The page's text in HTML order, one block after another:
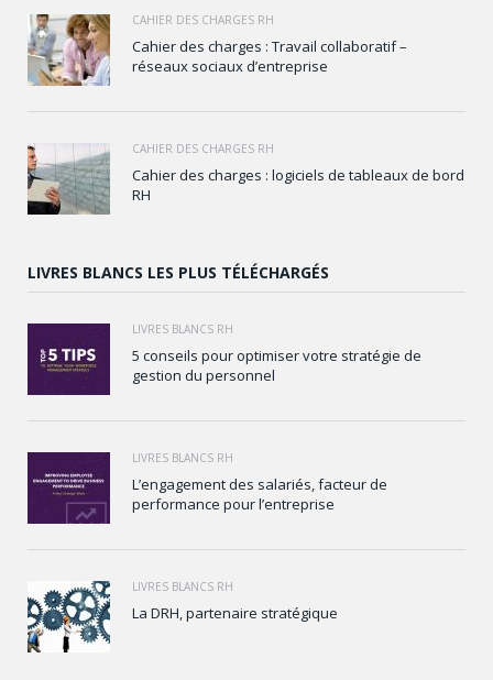
CAHIER DES CHARGES RH
Cahier des charges : Travail collaboratif –
réseaux sociaux d’entreprise
CAHIER DES CHARGES RH
Cahier des charges : logiciels de tableaux de bord
RH
LIVRES BLANCS LES PLUS TÉLÉCHARGÉS
LIVRES BLANCS RH
5 conseils pour optimiser votre stratégie de
gestion du personnel
LIVRES BLANCS RH
L’engagement des salariés, facteur de
performance pour l’entreprise
LIVRES BLANCS RH
La DRH, partenaire stratégique